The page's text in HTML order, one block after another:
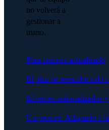
no volverá a
gestionar a
mano.
Plan siempre actualizado
El plan se reescribe solo
Informes automatizados
Un prompt. Adaptado a